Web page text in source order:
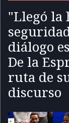
"Llegó la
diálogo
De la
ruta de
discurso